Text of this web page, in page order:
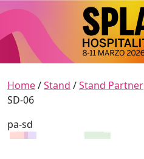
Skip to content
Main Navigation
Home/Stand /Stand Partner
SD-06
pa-sd